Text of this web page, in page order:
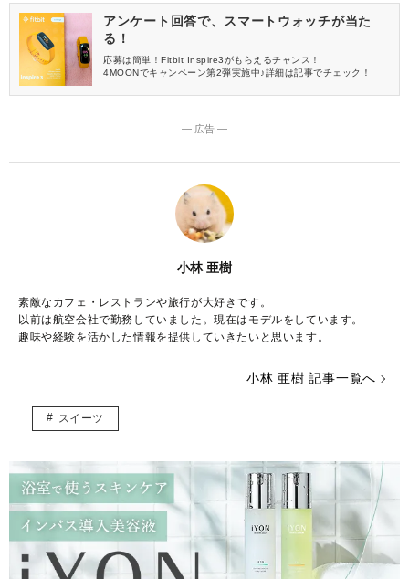
アンケート回答で、スマートウォッチが当た
る！
応募は簡単！Fitbit Inspire3がもらえるチャンス！
4MOONでキャンペーン第2弾実施中♪詳細は記事でチェック！
― 広告 ―
小林 亜樹
素敵なカフェ・レストランや旅行が大好きです。
以前は航空会社で勤務していました。現在はモデルをしています。
趣味や経験を活かした情報を提供していきたいと思います。
小林 亜樹 記事一覧へ
スイーツ